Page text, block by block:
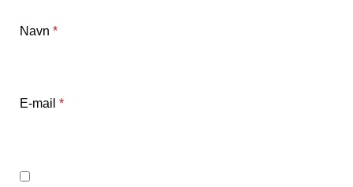
Navn *
E-mail *